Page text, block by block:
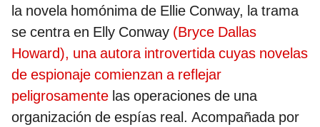
la novela homónima de Ellie Conway, la trama
se centra en Elly Conway (Bryce Dallas
Howard), una autora introvertida cuyas novelas
de espionaje comienzan a reflejar
peligrosamente las operaciones de una
organización de espías real. Acompañada por